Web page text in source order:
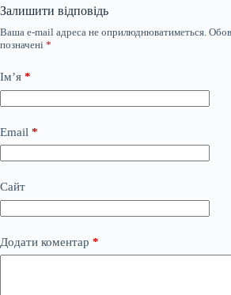
Залишити відповідь
Ваша e-mail адреса не оприлюднюватиметься.
позначені *
Ім’я *
Email *
Сайт
Додати коментар *